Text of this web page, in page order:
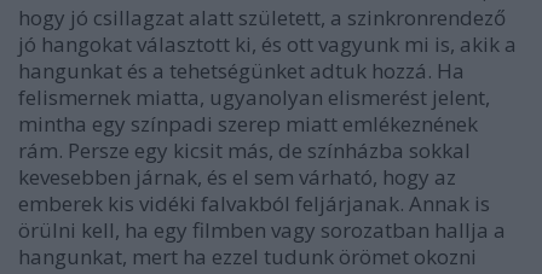
hogy jó csillagzat alatt született, a szinkronrendező
jó hangokat választott ki, és ott vagyunk mi is, akik a
hangunkat és a tehetségünket adtuk hozzá. Ha
felismernek miatta, ugyanolyan elismerést jelent,
mintha egy színpadi szerep miatt emlékeznének
rám. Persze egy kicsit más, de színházba sokkal
kevesebben járnak, és el sem várható, hogy az
emberek kis vidéki falvakból feljárjanak. Annak is
örülni kell, ha egy filmben vagy sorozatban hallja a
hangunkat, mert ha ezzel tudunk örömet okozni